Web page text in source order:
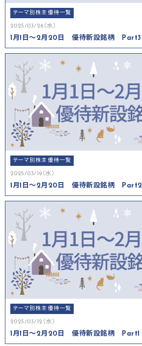
テーマ別株主優待一覧
2025/03/26（水）
1月1日～2月20日 優待新設銘柄 Part3
テーマ別株主優待一覧
2025/03/19（水）
1月1日～2月20日 優待新設銘柄 Part2
テーマ別株主優待一覧
2025/03/12（水）
1月1日～2月20日 優待新設銘柄 Part1